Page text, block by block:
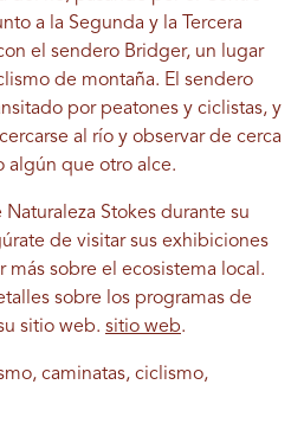
a la Segunda y la Tercera
el sendero Bridger, un lugar
de montaña. El sendero
por peatones y ciclistas, y
al río y observar de cerca
algún que otro alce.
Stokes durante su
de visitar sus exhibiciones
más sobre el ecosistema local.
sobre los programas de
sitio web. sitio web.
caminatas, ciclismo,